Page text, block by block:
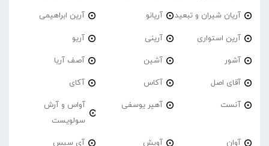
آریان شیران و تبعید آریانو آرین ابراهیمی
آرین استواری آرینی آریو
آشور آشین آصف آریا
آقای اصل آکاس آکای
آنست آهیر یوسفی
آواس و آرش
سولویست
آوان آویش آی سیس